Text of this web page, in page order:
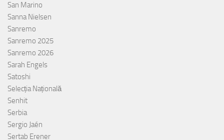
San Marino
Sanna Nielsen
Sanremo
Sanremo 2025
Sanremo 2026
Sarah Engels
Satoshi
Selecția Națională
Senhit
Serbia
Sergio Jaén
Sertab Erener